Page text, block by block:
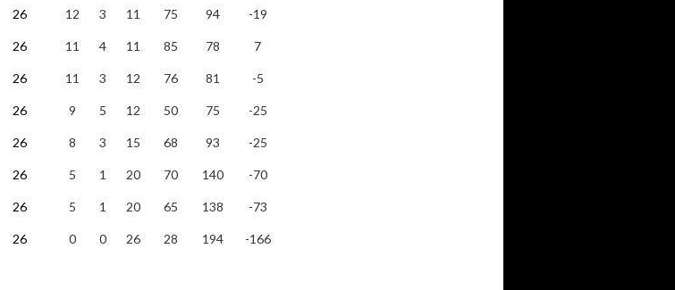
26 12 3 11 75 94 -19
26 11 4 11 85 78 7
26 11 3 12 76 81 -5
26 9 5 12 50 75 -25
26 8 3 15 68 93 -25
26 5 1 20 70 140 -70
26 5 1 20 65 138 -73
26 0 0 26 28 194 -166